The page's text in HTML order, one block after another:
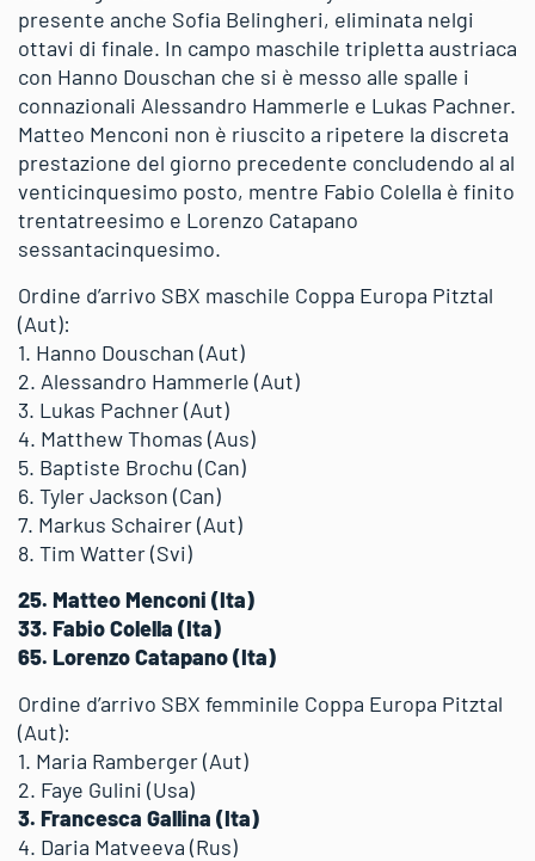
presente anche Sofia Belingheri, eliminata nelgi
ottavi di finale. In campo maschile tripletta austriaca
con Hanno Douschan che si è messo alle spalle i
connazionali Alessandro Hammerle e Lukas Pachner.
Matteo Menconi non è riuscito a ripetere la discreta
prestazione del giorno precedente concludendo al al
venticinquesimo posto, mentre Fabio Colella è finito
trentatreesimo e Lorenzo Catapano
sessantacinquesimo.
Ordine d’arrivo SBX maschile Coppa Europa Pitztal
(Aut):
1. Hanno Douschan (Aut)
2. Alessandro Hammerle (Aut)
3. Lukas Pachner (Aut)
4. Matthew Thomas (Aus)
5. Baptiste Brochu (Can)
6. Tyler Jackson (Can)
7. Markus Schairer (Aut)
8. Tim Watter (Svi)
25. Matteo Menconi (Ita)
33. Fabio Colella (Ita)
65. Lorenzo Catapano (Ita)
Ordine d’arrivo SBX femminile Coppa Europa Pitztal
(Aut):
1. Maria Ramberger (Aut)
2. Faye Gulini (Usa)
3. Francesca Gallina (Ita)
4. Daria Matveeva (Rus)